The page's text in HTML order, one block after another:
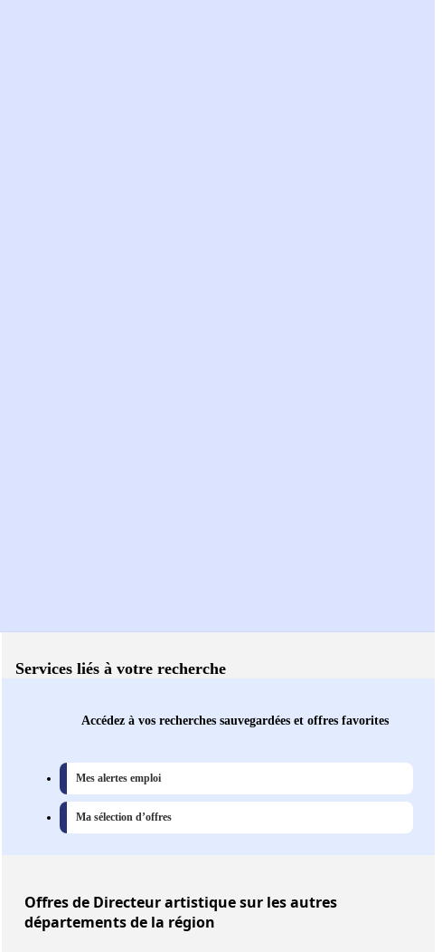
Services liés à votre recherche
Accédez à vos recherches sauvegardées et offres favorites
Mes alertes emploi
Ma sélection d’offres
Offresde Directeur artistique sur les autres
départements de la région